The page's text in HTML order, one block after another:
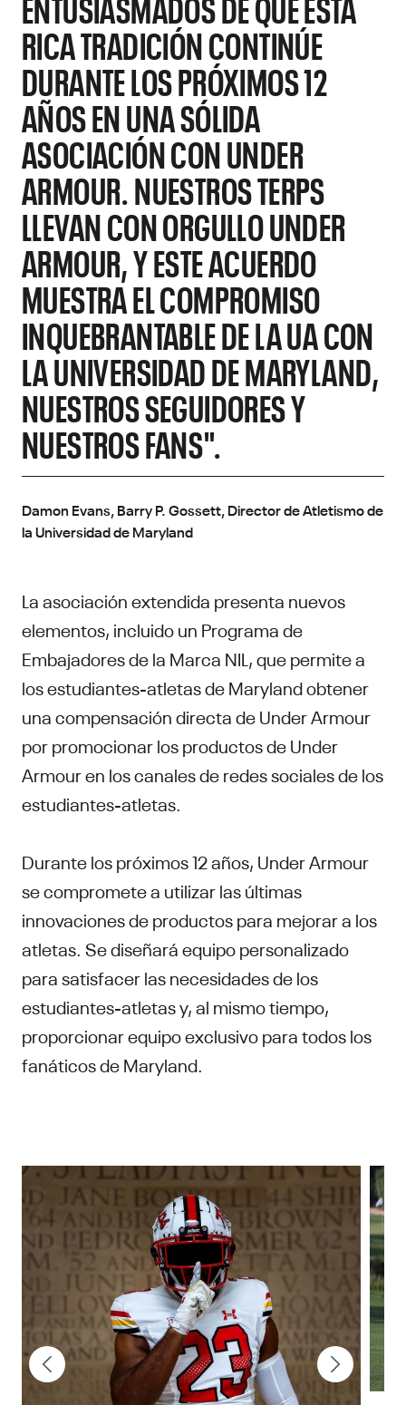
RICA TRADICIÓN CONTINÚE
DURANTE LOS PRÓXIMOS 12
AÑOS EN UNA SÓLIDA
ASOCIACIÓN CON UNDER
ARMOUR. NUESTROS TERPS
LLEVAN CON ORGULLO UNDER
ARMOUR, Y ESTE ACUERDO
MUESTRA EL COMPROMISO
INQUEBRANTABLE DE LA UA CON
LA UNIVERSIDAD DE MARYLAND,
NUESTROS SEGUIDORES Y
NUESTROS FANS".
Damon Evans, Barry P. Gossett, Director de Atletismo de
la Universidad de Maryland
La asociación extendida presenta nuevos
elementos, incluido un Programa de
Embajadores de la Marca NIL, que permite a
los estudiantes-atletas de Maryland obtener
una compensación directa de Under Armour
por promocionar los productos de Under
Armour en los canales de redes sociales de los
estudiantes-atletas.
Durante los próximos 12 años, Under Armour
se compromete a utilizar las últimas
innovaciones de productos para mejorar a los
atletas. Se diseñará equipo personalizado
para satisfacer las necesidades de los
estudiantes-atletas y, al mismo tiempo,
proporcionar equipo exclusivo para todos los
fanáticos de Maryland.